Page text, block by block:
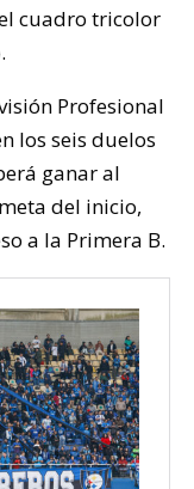
cuadro tricolor
Profesional
los seis duelos
ganar al
del inicio,
a la Primera B.